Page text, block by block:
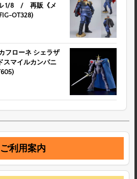
ル 1/8 / 再販《メ
OT328)
フローネ シェラザ
スマイルカンパニ
ご利用案内